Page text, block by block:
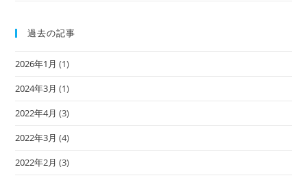
過去の記事
2026年1月 (1)
2024年3月 (1)
2022年4月 (3)
2022年3月 (4)
2022年2月 (3)